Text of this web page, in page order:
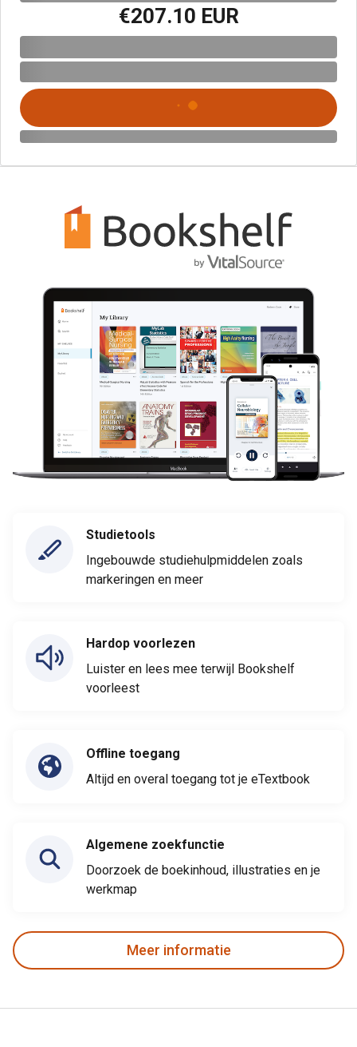
€207.10 EUR
Studietools
Ingebouwde studiehulpmiddelen zoals
markeringen en meer
Hardop voorlezen
Luister en lees mee terwijl Bookshelf
voorleest
Offline toegang
Altijd en overal toegang tot je eTextbook
Algemene zoekfunctie
Doorzoek de boekinhoud, illustraties en je
werkmap
Meer informatie